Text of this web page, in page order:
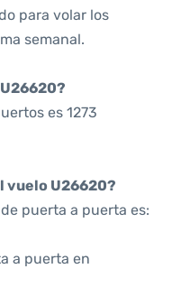
para volar los
semanal.
es 1273
vuelo U26620?
puerta a puerta es:
a puerta en